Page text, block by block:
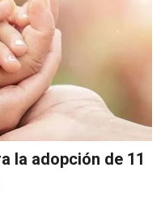
la adopción de 11